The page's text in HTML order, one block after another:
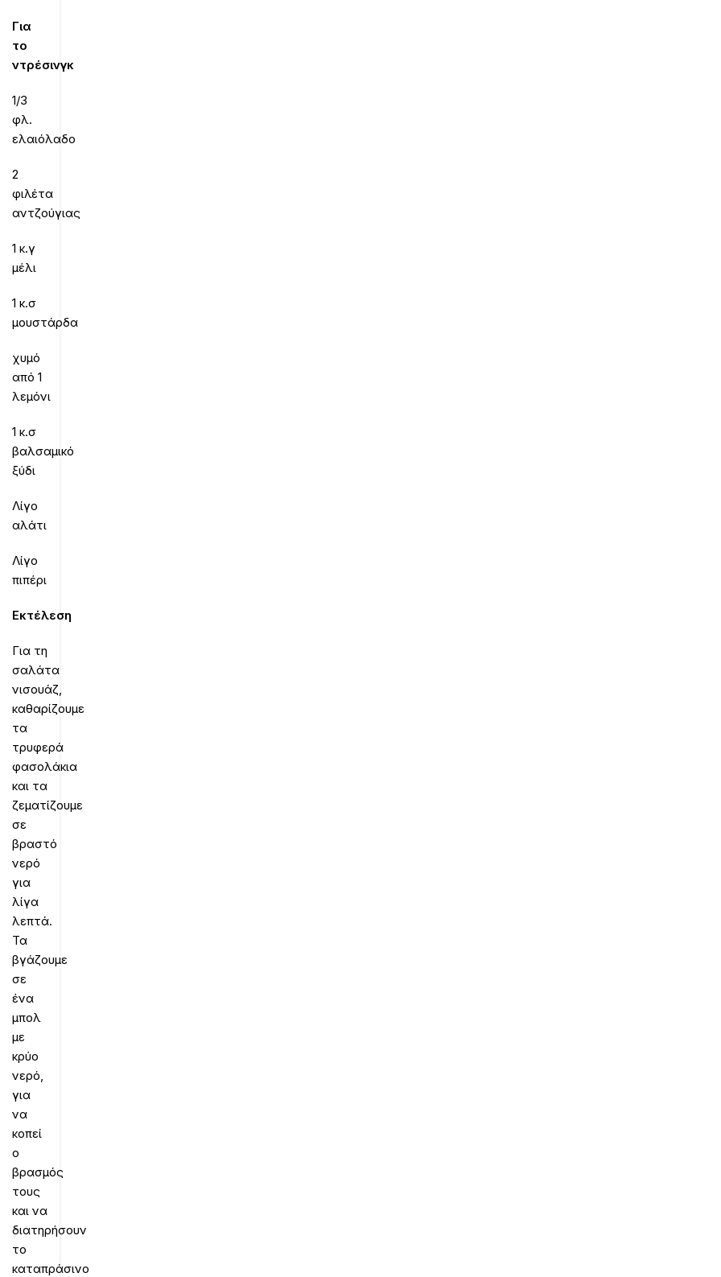
Για
το
ντρέσινγκ
1/3
φλ.
ελαιόλαδο
2
φιλέτα
αντζούγιας
1 κ.γ
μέλι
1 κ.σ
μουστάρδα
χυμό
από 1
λεμόνι
1 κ.σ
βαλσαμικό
ξύδι
Λίγο
αλάτι
Λίγο
πιπέρι
Εκτέλεση
Για τη
σαλάτα
νισουάζ,
καθαρίζουμε
τα
τρυφερά
φασολάκια
και τα
ζεματίζουμε
σε
βραστό
νερό
για
λίγα
λεπτά.
Τα
βγάζουμε
σε
ένα
μπολ
με
κρύο
νερό,
για
να
κοπεί
ο
βρασμός
τους
και να
διατηρήσουν
το
καταπράσινο